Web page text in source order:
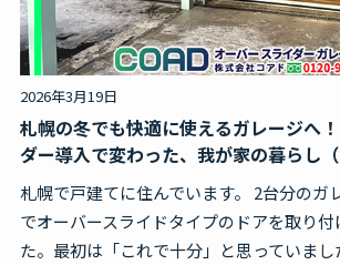
2026年3月19日
札幌の冬でも快適に使えるガレージへ
ダー導入で変わった、我が家の暮らし（
札幌で戸建てに住んでいます。 2台分のガ
でオーバースライドタイプのドアを取り
た。最初は「これで十分」と思っていま